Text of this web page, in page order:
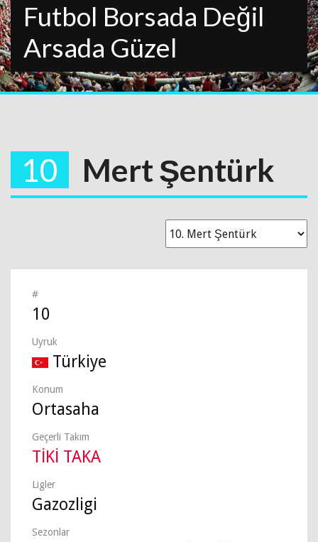
Futbol Borsada Değil
Arsada Güzel
10 Mert Şentürk
#
10
Uyruk
Türkiye
Konum
Ortasaha
Geçerli Takım
TİKİ TAKA
Ligler
Gazozligi
Sezonlar